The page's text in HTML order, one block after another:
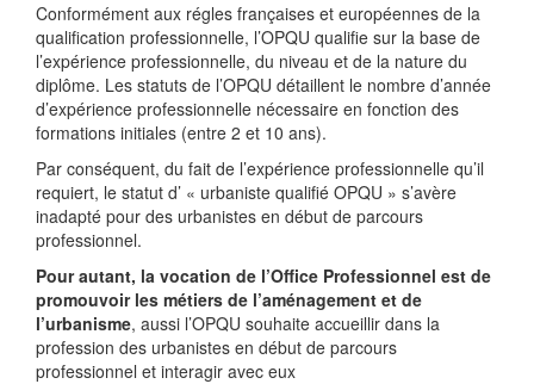
Conformément aux régles françaises et européennes de la
qualification professionnelle, l’OPQU qualifie sur la base de
l’expérience professionnelle, du niveau et de la nature du
diplôme. Les statuts de l’OPQU détaillent le nombre d’année
d’expérience professionnelle nécessaire en fonction des
formations initiales (entre 2 et 10 ans).
Par conséquent, du fait de l’expérience professionnelle qu’il
requiert, le statut d’ « urbaniste qualifié OPQU » s’avère
inadapté pour des urbanistes en début de parcours
professionnel.
Pour autant, la vocation de l’Office Professionnel est de
promouvoir les métiers de l’aménagement et de
l’urbanisme, aussi l’OPQU souhaite accueillir dans la
profession des urbanistes en début de parcours
professionnel et interagir avec eux